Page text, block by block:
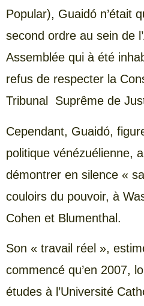
Popular), Guaidó n’était
second ordre au sein de
Assemblée qui à été
refus de respecter la
Tribunal Suprême de
Cependant, Guaidó,
politique vénézuélienne,
démontrer en silence «
couloirs du pouvoir, à
Cohen et Blumenthal.
Son « travail réel »,
commencé qu’en 2007,
études à l’Université